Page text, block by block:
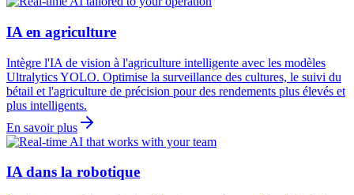
IA en agriculture
Intègre l'IA de vision à l'agriculture intelligente avec les modèles
Ultralytics YOLO. Optimise la surveillance des cultures, le suivi du
bétail et l'agriculture de précision pour des rendements plus élevés et
plus intelligents.
En savoir plus
IA dans la robotique